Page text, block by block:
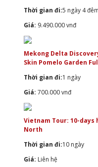
Thời gian đi:5 ngày 4
Giá: 9.490.000 vnđ
Mekong Delta
Skin Pomelo Garden
Thời gian đi:1 ngày
Giá: 700.000 vnđ
Vietnam Tour: 10-
North
Thời gian đi:10 ngày
Giá: Liên hệ